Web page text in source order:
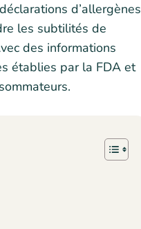
d’allergènes
les subtilités de
des informations
établies par la FDA et